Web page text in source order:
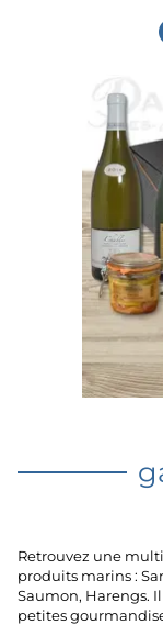
Retrouvez une
produits marins :
Saumon, Harengs.
petites